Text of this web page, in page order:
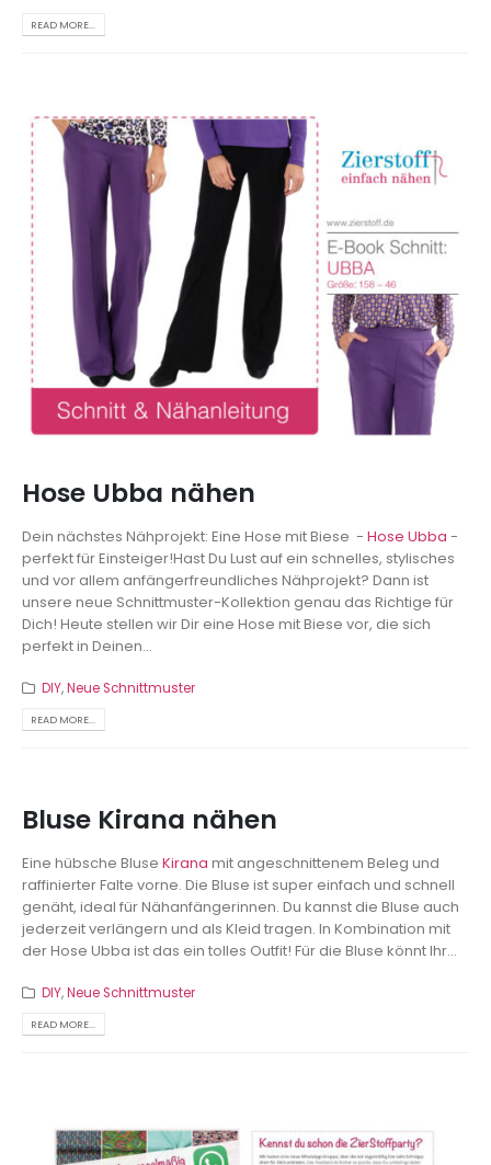
READ MORE...
Hose Ubba nähen
Dein nächstes Nähprojekt: Eine Hose mit Biese - Hose Ubba -
perfekt für Einsteiger!Hast Du Lust auf ein schnelles, stylisches
und vor allem anfängerfreundliches Nähprojekt? Dann ist
unsere neue Schnittmuster-Kollektion genau das Richtige für
Dich! Heute stellen wir Dir eine Hose mit Biese vor, die sich
perfekt in Deinen...
DIY,Neue Schnittmuster
READ MORE...
Bluse Kirana nähen
Eine hübsche Bluse Kirana mit angeschnittenem Beleg und
raffinierter Falte vorne. Die Bluse ist super einfach und schnell
genäht, ideal für Nähanfängerinnen. Du kannst die Bluse auch
jederzeit verlängern und als Kleid tragen. In Kombination mit
der Hose Ubba ist das ein tolles Outfit! Für die Bluse könnt Ihr...
DIY,Neue Schnittmuster
READ MORE...